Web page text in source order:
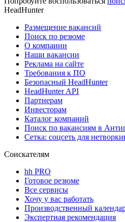
HeadHunter
Размещение вакансий
Поиск по резюме
О компании
Наши вакансии
Реклама на сайте
Требования к ПО
Безопасный HeadHunter
HeadHunter API
Партнерам
Инвесторам
Каталог компаний
Поиск по вакансиям в
Сетка: соцсеть для
Соискателям
hh PRO
Готовое резюме
Все сервисы
Хочу у вас работать
Производственный
Экспертная рекомендация